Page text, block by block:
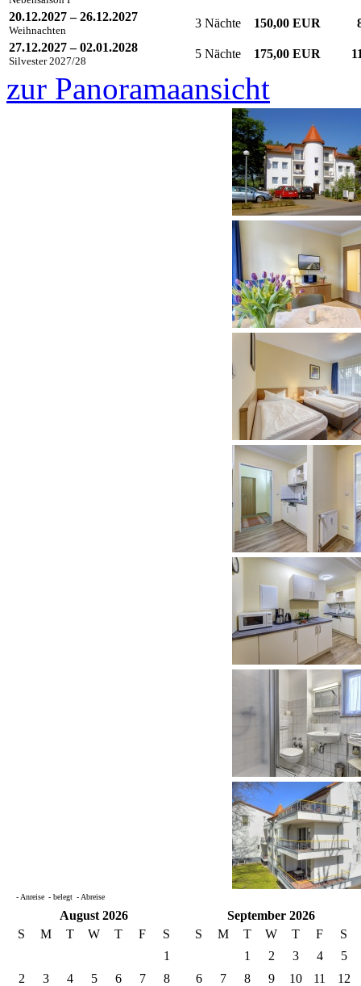
20.12.2027 – 26.12.2027
Weihnachten
3 Nächte 150,00 EUR
27.12.2027 – 02.01.2028
Silvester 2027/28
5 Nächte 175,00 EUR
zur Panoramaansicht
- Anreise - belegt - Abreise
August 2026
S
M T W T F
S
1
2
3 4 5 6 7
8
September 2026
S
M T W T F
S
1
2 3 4
5
6
7 8 9 10 11
12